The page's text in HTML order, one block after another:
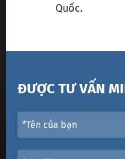
Quốc.
ĐƯỢC TƯ VẤN